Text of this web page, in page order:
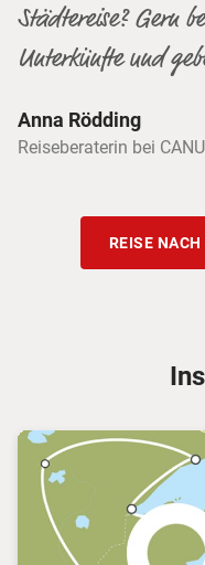
Städtereise? Gern
Unterkünfte und
Anna Rödding
Reiseberaterin bei
REISE